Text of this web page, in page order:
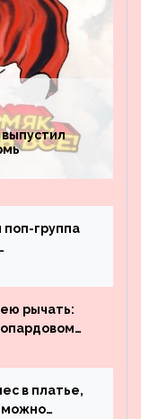
выпустил
группа
Они
рычать:
в платье,